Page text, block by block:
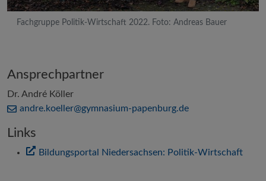
Fachgruppe Politik-Wirtschaft 2022. Foto: Andreas Bauer
Ansprechpartner
Dr. André Köller
andre.koeller@gymnasium-papenburg.de
Links
Bildungsportal Niedersachsen: Politik-Wirtschaft